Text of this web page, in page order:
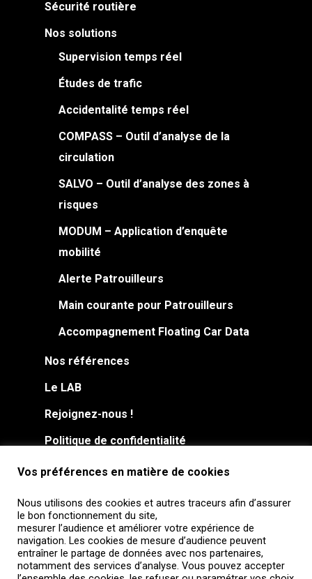
Sécurité routière
Nos solutions
Supervision temps réel
Études de trafic
Accidentalité temps réel
COMPASS – Outil d’analyse de la
circulation
SALVO – Outil d’analyse des zones à
risques
MODUM – Application d’enquête
mobilité
Alerte Patrouilleurs
Main courante pour Patrouilleurs
Accompagnement Floating Car Data
Nos références
Le LAB
Rejoignez-nous !
Politique de confidentialité
Vos préférences en matière de cookies
Nous utilisons des cookies et autres traceurs afin d’assurer
le bon fonctionnement du site,
mesurer l’audience et améliorer votre expérience de
navigation. Les cookies de mesure d’audience peuvent
entraîner le partage de données avec nos partenaires,
notamment des services d’analyse. Vous pouvez accepter